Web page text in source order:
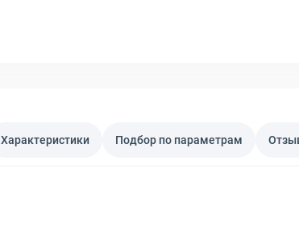
Характеристики Подбор по параметрам